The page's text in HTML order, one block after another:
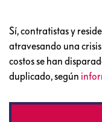
Sí, contratistas y
atravesando una
costos se han
duplicado, según